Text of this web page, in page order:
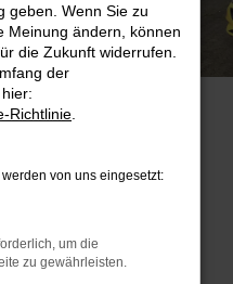
vor Ort
verfügbaren
dir helfen können:
geben. Wenn Sie zu
Meinung ändern, können
die Zukunft widerrufen.
der
Richtlinie
von uns eingesetzt:
um die
zu gewährleisten.